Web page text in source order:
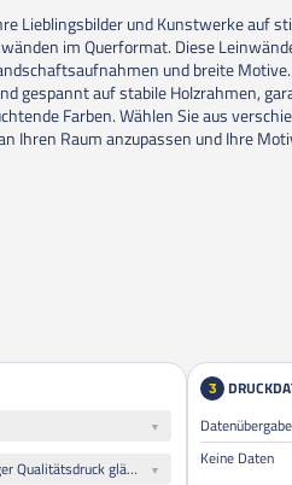
Lieblingsbilder und Kunstwerke auf
im Querformat. Diese
und breite
gespannt auf stabile Holzrahmen,
Farben. Wählen Sie aus
Ihren Raum anzupassen und Ihre
Alle Leinwände gleiches Motiv: hochwertiger Qualitätsdruck glänzend auf 260 g/m² Polyester Stretch-Canvas weiß
3
Datenübergabe
Keine Daten